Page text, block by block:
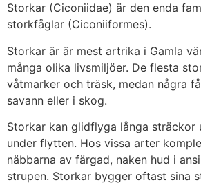
Storkar (Ciconiidae) är den enda
storkfåglar (Ciconiiformes).
Storkar är är mest artrika i Gamla
många olika livsmiljöer. De flesta
våtmarker och träsk, medan några
savann eller i skog.
Storkar kan glidflyga långa sträckor
under flytten. Hos vissa arter
näbbarna av färgad, naken hud i
strupen. Storkar bygger oftast sina